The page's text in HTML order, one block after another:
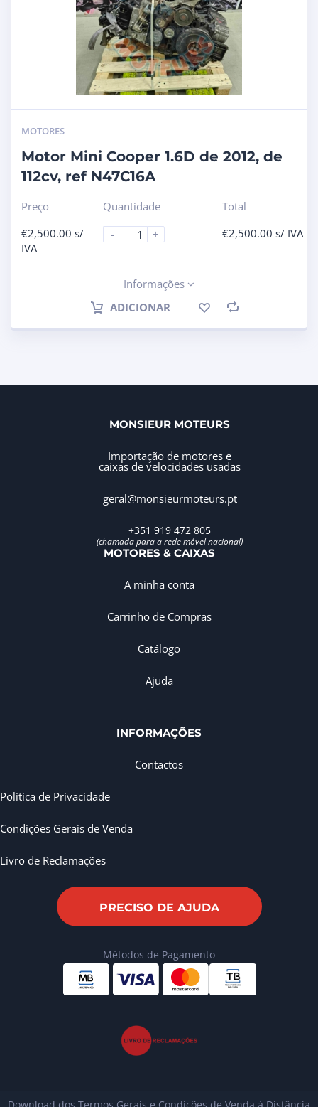
MOTORES
Motor Mini Cooper 1.6D de 2012, de
112cv, ref N47C16A
Preço
€2,500.00 s/
IVA
Quantidade
-
+
Total
€2,500.00 s/ IVA
Informações
ADICIONAR
MONSIEUR MOTEURS
Importação de motores e
caixas de velocidades usadas
geral@monsieurmoteurs.pt
+351 919 472 805
(chamada para a rede móvel nacional)
MOTORES & CAIXAS
A minha conta
Carrinho de Compras
Catálogo
Ajuda
INFORMAÇÕES
Contactos
Política de Privacidade
Condições Gerais de Venda
Livro de Reclamações
PRECISO DE AJUDA
Métodos de Pagamento